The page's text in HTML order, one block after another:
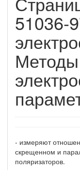
51036-
- измеряют
скрещенном и
поляризаторов.